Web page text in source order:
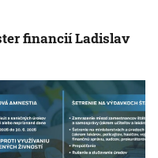
financií Ladislav